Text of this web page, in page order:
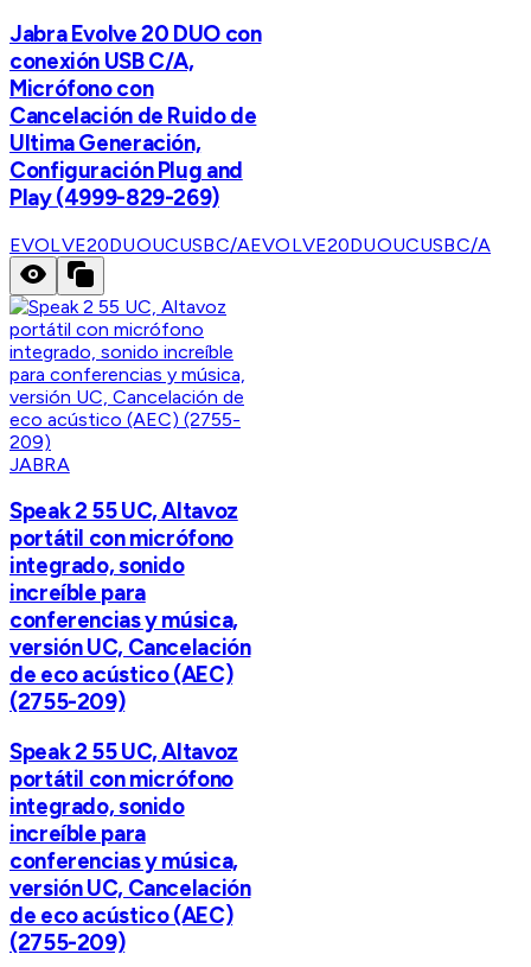
Jabra Evolve 20 DUO con
conexión USB C/A,
Micrófono con
Cancelación de Ruido de
Ultima Generación,
Configuración Plug and
Play (4999-829-269)
EVOLVE20DUOUCUSBC/AEVOLVE20DUOUCUSBC/A
JABRA
Speak 2 55 UC, Altavoz
portátil con micrófono
integrado, sonido
increíble para
conferencias y música,
versión UC, Cancelación
de eco acústico (AEC)
(2755-209)
Speak 2 55 UC, Altavoz
portátil con micrófono
integrado, sonido
increíble para
conferencias y música,
versión UC, Cancelación
de eco acústico (AEC)
(2755-209)